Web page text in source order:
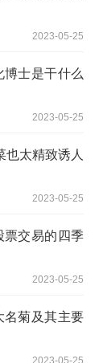
2023-05-25
士是干什么
2023-05-25
也太精致诱人
2023-05-25
票交易的四季
2023-05-25
名菊及其主要
2023-05-25